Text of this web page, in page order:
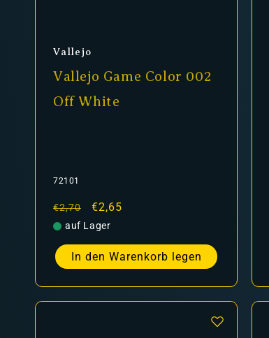
Anbieter:
Vallejo
Vallejo Game Color 002
Off White
72101
Normaler
Preis
€2,70 Verkaufspreis
€2,65
auf Lager
In den Warenkorb legen